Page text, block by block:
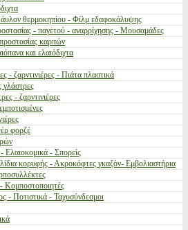
θερμοκηπίου - Φίλμ εδαφοκάλυψης
- παγετού - αναρρίχησης - Μουσαμάδες
καρπών
και ελαιόδιχτα
- ζαρντινιέρες - Πιάτα πλαστικά
γλάστρες
- ζαρντινιέρες
φορζέ
Ελαιοκομικά - Σπορείς
κορυφής - Ακροκόφτες γκαζόν- Εμβολιαστήρια
Κομποστοποιητές
- Ποτιστικά - Ταχυσύνδεσμοι